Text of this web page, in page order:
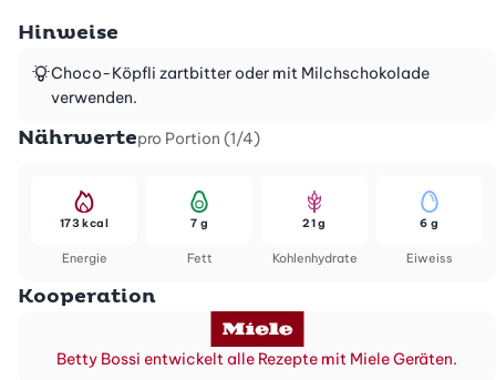
Hinweise
Choco-Köpfli zartbitter oder mit Milchschokolade
verwenden.
Nährwertepro Portion (1/4)
Energie
173 kcal
Fett
7 g
Kohlenhydrate
21 g
Eiweiss
6 g
Kooperation
Betty Bossi entwickelt alle Rezepte mit Miele Geräten.